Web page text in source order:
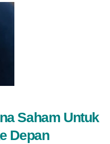
Saham Untuk
Depan